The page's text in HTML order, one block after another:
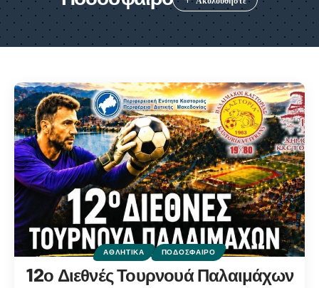
ΑΘΛΗΤΙΚΆ ΠΟΔΌΣΦΑΙΡΟ
12ο Διεθνές Τουρνουά Παλαιμάχων